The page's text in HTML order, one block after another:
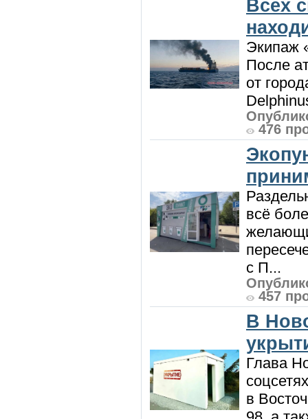
Всех
Экипаж
После
от
476
всё
с П...
457
В
Глава
в